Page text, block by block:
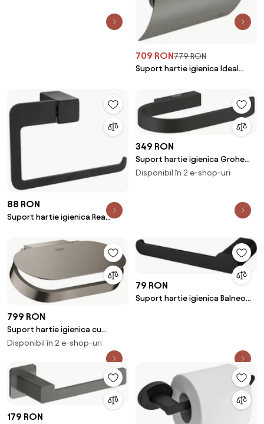
709 RON779 RON
Suport hartie igienica Ideal
protectie gri Magnetic Grey
88 RON
Suport hartie igienica Rea
349 RON
Suport hartie igienica Grohe
Selection negru mat Phantom
Disponibil în 2 e-shop-uri
799 RON
Suport hartie igienica cu
aparatoare Grohe Selection
antracit periat Hard Graphite
Disponibil în 2 e-shop-uri
79 RON
Suport hartie igienica Balneo
179 RON